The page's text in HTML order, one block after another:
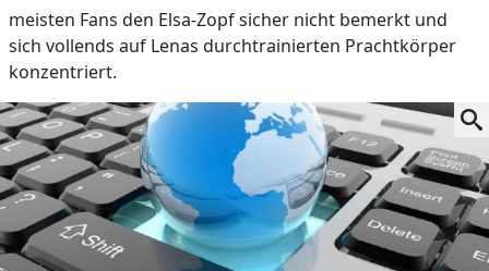
meisten Fans den Elsa-Zopf sicher nicht bemerkt und
sich vollends auf Lenas durchtrainierten Prachtkörper
konzentriert.